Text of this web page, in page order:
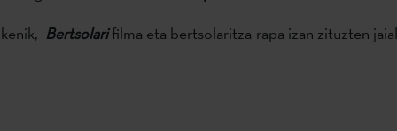
Bertsolarifilma eta bertsolaritza-rapa izan zituzten